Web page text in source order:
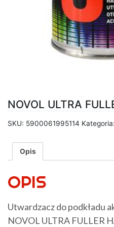
NOVOL ULTRA
SKU: 5900061995114 Kategoria:
Opis
OPIS
Utwardzacz do podkładu
NOVOL ULTRA FULLER